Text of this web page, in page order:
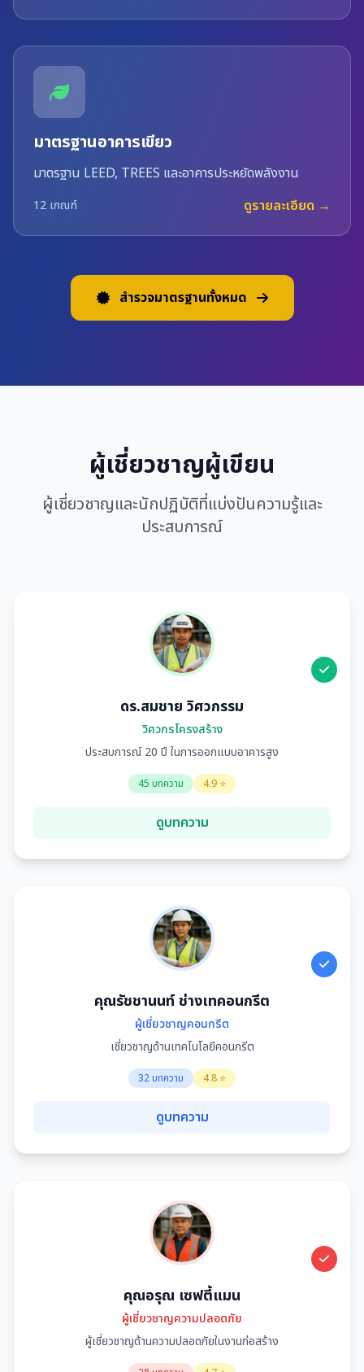
มาตรฐานอาคารเขียว
มาตรฐาน LEED, TREES และอาคารประหยัดพลังงาน
12 เกณฑ์ ดูรายละเอียด →
สำรวจมาตรฐานทั้งหมด
ผู้เชี่ยวชาญผู้เขียน
ผู้เชี่ยวชาญและนักปฏิบัติที่แบ่งปันความรู้และ
ประสบการณ์
ดร.สมชาย วิศวกรรม
วิศวกรโครงสร้าง
ประสบการณ์ 20 ปี ในการออกแบบอาคารสูง
45 บทความ 4.9 ⭐
ดูบทความ
คุณรัชชานนท์ ช่างเทคอนกรีต
ผู้เชี่ยวชาญคอนกรีต
เชี่ยวชาญด้านเทคโนโลยีคอนกรีต
32 บทความ 4.8 ⭐
ดูบทความ
คุณอรุณ เซฟตี้แมน
ผู้เชี่ยวชาญความปลอดภัย
ผู้เชี่ยวชาญด้านความปลอดภัยในงานก่อสร้าง